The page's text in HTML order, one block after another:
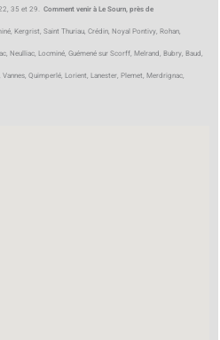
35 et 29. Comment venir à Le Sourn, près de
Kergrist, Saint Thuriau, Crédin, Noyal Pontivy, Rohan,
Neulliac, Locminé, Guémené sur Scorff, Melrand, Bubry, Baud,
Vannes, Quimperlé, Lorient, Lanester, Plemet, Merdrignac,